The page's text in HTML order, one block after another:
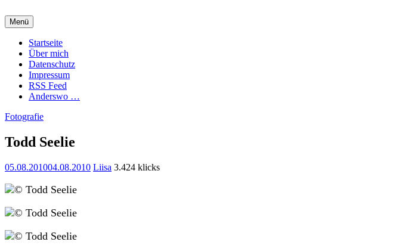
Inhalt
springen
Charming Quark
Menü
Startseite
Über mich
Datenschutz
Impressum
RSS Feed
Anderswo …
Fotografie
Todd Seelie
05.08.201004.08.2010 Liisa 3.424 klicks